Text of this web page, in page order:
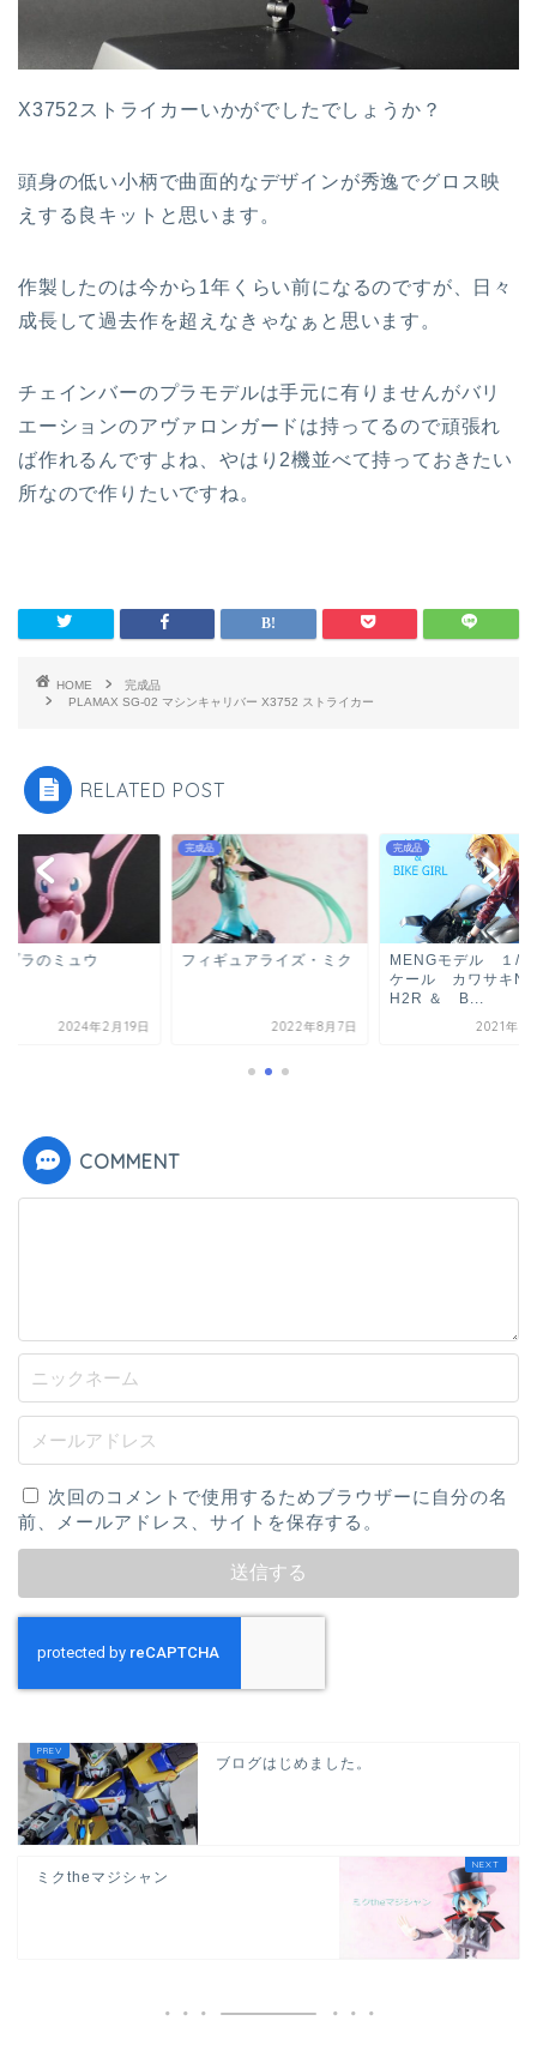
X3752ストライカーいかがでしたでしょうか？
頭身の低い小柄で曲面的なデザインが秀逸でグロス映
えする良キットと思います。
作製したのは今から1年くらい前になるのですが、日々
成長して過去作を超えなきゃなぁと思います。
チェインバーのプラモデルは手元に有りませんがバリ
エーションのアヴァロンガードは持ってるので頑張れ
ば作れるんですよね、やはり2機並べて持っておきたい
所なので作りたいですね。
HOME
完成品
PLAMAX SG-02 マシンキャリバー X3752 ストライカー
RELATED POST
プラのミュウ
2024年2月19日
完成品
フィギュアライズ・ミク
2022年8月7日
完成品
MENGモデル １/９
ケール カワサキ
H2R ＆ B...
2021年5
COMMENT
次回のコメントで使用するためブラウザーに自分の名
前、メールアドレス、サイトを保存する。
ブログはじめました。
ミクtheマジシャン